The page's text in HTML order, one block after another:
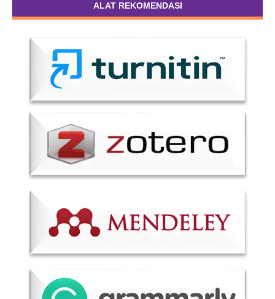
ALAT REKOMENDASI